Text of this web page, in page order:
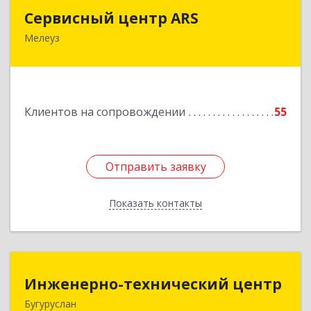
Сервисный центр ARS
Мелеуз
Клиентов на сопровождении 55
Отправить заявку
Показать контакты
Отправить заявку
Назад
Инженерно-технический центр
Бугуруслан
Инженерно-технический центр
461633, Оренбургская обл, Бугуруслан г,